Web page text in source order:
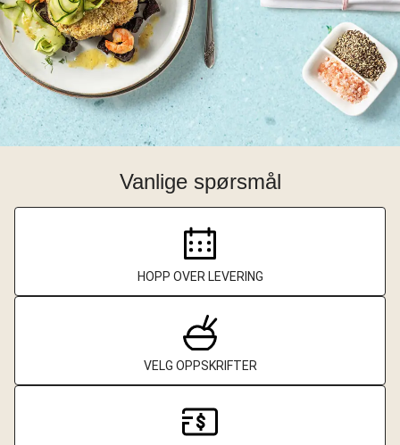
Vanlige spørsmål
HOPP OVER LEVERING
VELG OPPSKRIFTER